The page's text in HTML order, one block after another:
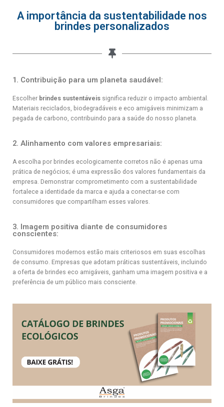
A importância da sustentabilidade nos
brindes personalizados
1. Contribuição para um planeta saudável:
Escolher brindes sustentáveis significa reduzir o impacto ambiental.
Materiais reciclados, biodegradáveis e eco amigáveis minimizam a
pegada de carbono, contribuindo para a saúde do nosso planeta.
2. Alinhamento com valores empresariais:
A escolha por brindes ecologicamente corretos não é apenas uma
prática de negócios; é uma expressão dos valores fundamentais da
empresa. Demonstrar comprometimento com a sustentabilidade
fortalece a identidade da marca e ajuda a conectar-se com
consumidores que compartilham esses valores.
3. Imagem positiva diante de consumidores
conscientes:
Consumidores modernos estão mais criteriosos em suas escolhas
de consumo. Empresas que adotam práticas sustentáveis, incluindo
a oferta de brindes eco amigáveis, ganham uma imagem positiva e a
preferência de um público mais consciente.